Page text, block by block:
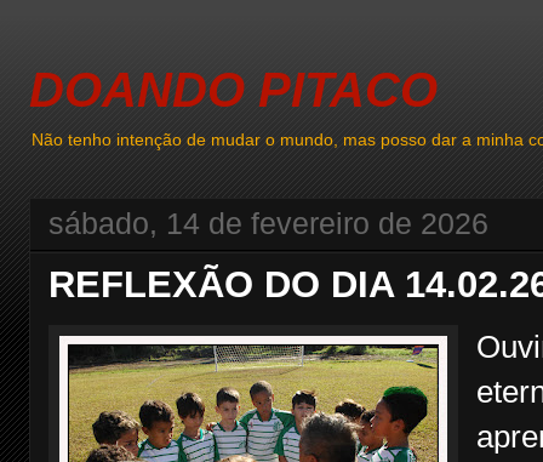
DOANDO PITACO
Não tenho intenção de mudar o mundo, mas posso dar a minha
sábado, 14 de fevereiro de 2026
REFLEXÃO DO DIA